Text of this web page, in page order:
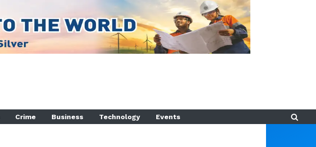
Crime Business Technology Events